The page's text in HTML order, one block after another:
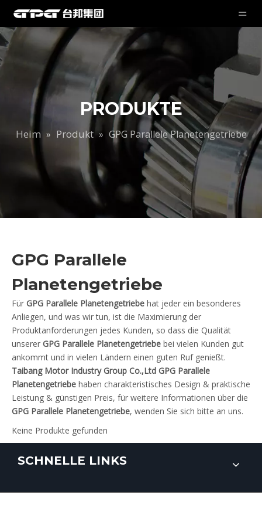
PRODUKTE
Heim » Produkt » GPG Parallele Planetengetriebe
GPG Parallele
Planetengetriebe
Für GPG Parallele Planetengetriebe hat jeder ein besonderes
Anliegen, und was wir tun, ist die Maximierung der
Produktanforderungen jedes Kunden, so dass die Qualität
unserer GPG Parallele Planetengetriebe bei vielen Kunden gut
ankommt und in vielen Ländern einen guten Ruf genießt.
Taibang Motor Industry Group Co.,Ltd GPG Parallele
Planetengetriebe haben charakteristisches Design & praktische
Leistung & günstigen Preis, für weitere Informationen über die
GPG Parallele Planetengetriebe, wenden Sie sich bitte an uns.
Keine Produkte gefunden
SCHNELLE LINKS